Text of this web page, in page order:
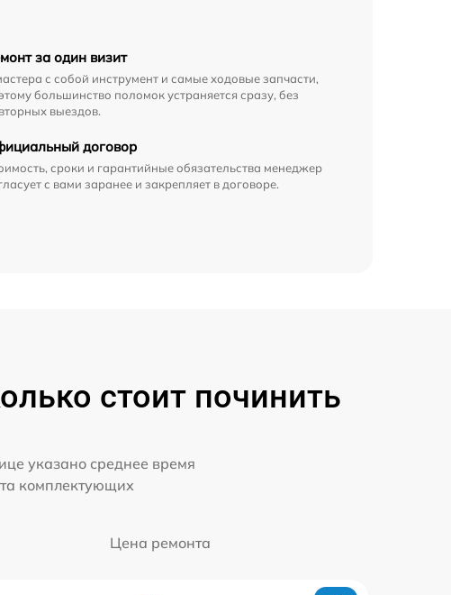
за один визит
с собой инструмент и самые ходовые запчасти,
большинство поломок устраняется сразу, без
выездов.
договор
сроки и гарантийные обязательства менеджер
с вами заранее и закрепляет в договоре.
стоит починить
указано среднее время
комплектующих
Цена ремонта